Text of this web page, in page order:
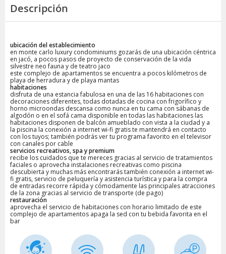
Descripción
ubicación del establecimiento
en monte carlo luxury condominiums gozarás de una ubicación céntrica
en jacó, a pocos pasos de proyecto de conservación de la vida
silvestre neo fauna y de teatro jaco
este complejo de apartamentos se encuentra a pocos kilómetros de
playa de herradura y de playa mantas
habitaciones
disfruta de una estancia fabulosa en una de las 16 habitaciones con
decoraciones diferentes, todas dotadas de cocina con frigorífico y
horno microondas descansa como nunca en tu cama con sábanas de
algodón o en el sofá cama disponible en todas las habitaciones las
habitaciones disponen de balcón amueblado con vista a la ciudad y a
la piscina la conexión a internet wi-fi gratis te mantendrá en contacto
con los tuyos; también podrás ver tu programa favorito en el televisor
con canales por cable
servicios recreativos, spa y premium
recibe los cuidados que te mereces gracias al servicio de tratamientos
faciales o aprovecha instalaciones recreativas como piscina
descubierta y muchas más encontrarás también conexión a internet wi-
fi gratis, servicio de peluquería y asistencia turística y para la compra
de entradas recorre rápida y cómodamente las principales atracciones
de la zona gracias al servicio de transporte (de pago)
restauración
aprovecha el servicio de habitaciones con horario limitado de este
complejo de apartamentos apaga la sed con tu bebida favorita en el
bar